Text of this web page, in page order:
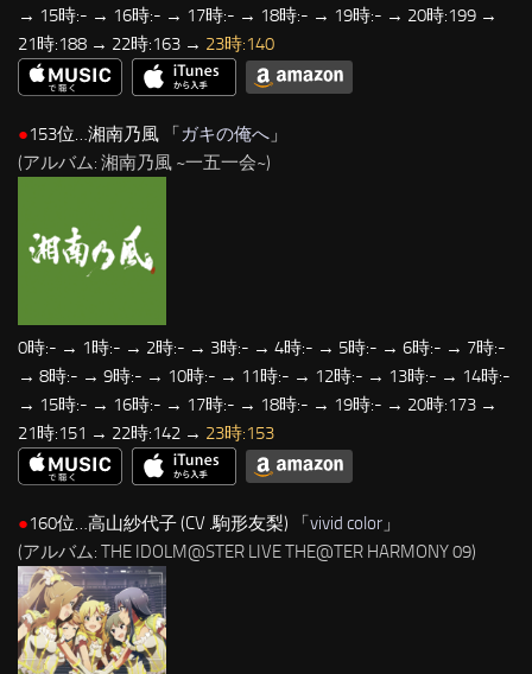
→ 15時:- → 16時:- → 17時:- → 18時:- → 19時:- → 20時:199 →
21時:188 → 22時:163 → 23時:140
●153位…湘南乃風 「ガキの俺へ 」
(アルバム: 湘南乃風 ~一五一会~)
0時:- → 1時:- → 2時:- → 3時:- → 4時:- → 5時:- → 6時:- → 7時:-
→ 8時:- → 9時:- → 10時:- → 11時:- → 12時:- → 13時:- → 14時:-
→ 15時:- → 16時:- → 17時:- → 18時:- → 19時:- → 20時:173 →
21時:151 → 22時:142 → 23時:153
●160位…高山紗代子 (CV .駒形友梨) 「vivid color 」
(アルバム: THE IDOLM@STER LIVE THE@TER HARMONY 09)